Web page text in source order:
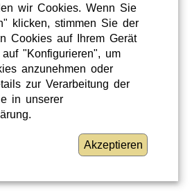
Freizeit
wir Cookies. Wenn Sie
klicken, stimmen Sie der
Cookies auf Ihrem Gerät
"Konfigurieren", um
anzunehmen oder
zur Verarbeitung der
in unserer
Akzeptieren